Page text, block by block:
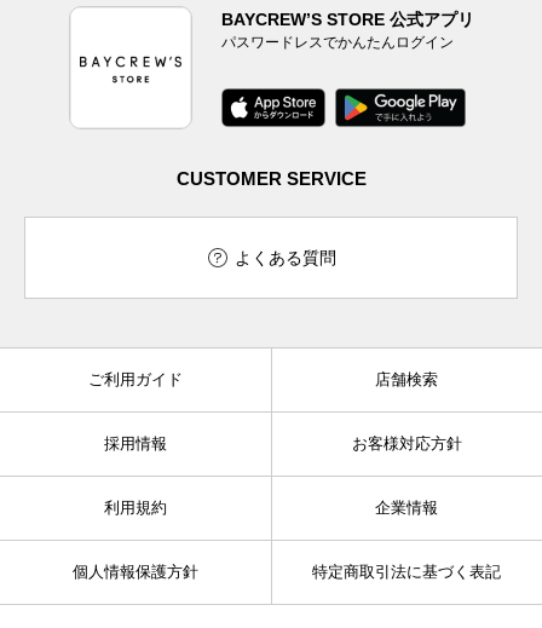
BAYCREW’S STORE 公式アプリ
パスワードレスでかんたんログイン
CUSTOMER SERVICE
よくある質問
ご利用ガイド 店舗検索
採用情報 お客様対応方針
利用規約 企業情報
個人情報保護方針 特定商取引法に基づく表記